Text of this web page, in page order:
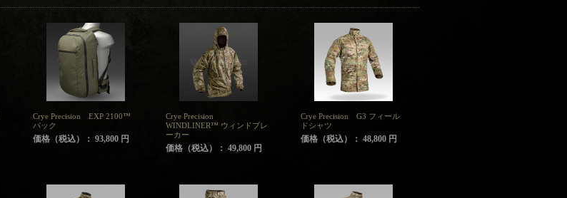
Crye Precision EXP 2100™
パック
価格（税込）： 93,800 円
Crye Precision
WINDLINER™ ウィンドブレ
ーカー
価格（税込）： 49,800 円
Crye Precision G3 フィール
ドシャツ
価格（税込）： 48,800 円